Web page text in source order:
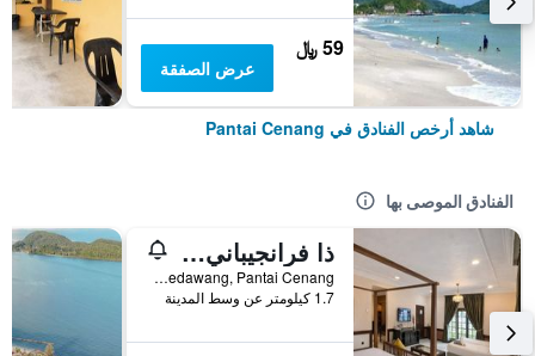
59 ﷼
عرض الصفقة
شاهد أرخص الفنادق في Pantai Cenang
الفنادق الموصى بها
ذا فرانجيباني لانكاوي ريزورت آند سبا
P.O. Box 138. Jalan Teluk Baru Pantai Tengah, Mukim Kedawang, Pantai Cenang, ماليزيا
1.7 كيلومتر عن وسط المدينة